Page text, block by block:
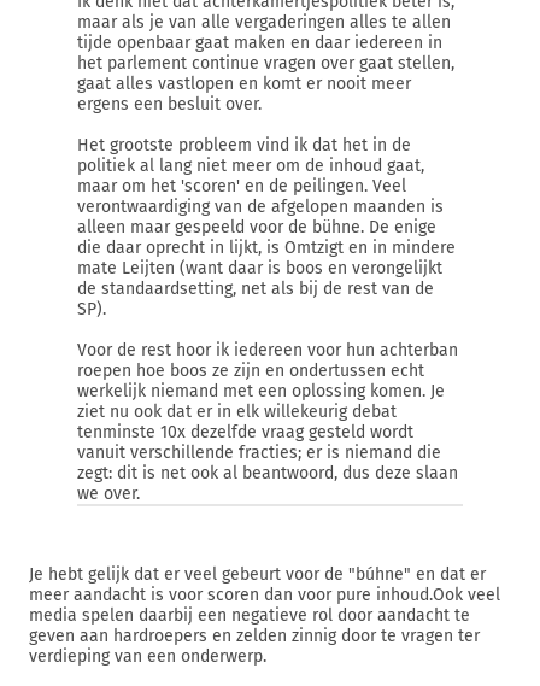
maar als je van alle vergaderingen alles te allen
tijde openbaar gaat maken en daar iedereen in
het parlement continue vragen over gaat stellen,
gaat alles vastlopen en komt er nooit meer
ergens een besluit over.
Het grootste probleem vind ik dat het in de
politiek al lang niet meer om de inhoud gaat,
maar om het 'scoren' en de peilingen. Veel
verontwaardiging van de afgelopen maanden is
alleen maar gespeeld voor de bühne. De enige
die daar oprecht in lijkt, is Omtzigt en in mindere
mate Leijten (want daar is boos en verongelijkt
de standaardsetting, net als bij de rest van de
SP).
Voor de rest hoor ik iedereen voor hun achterban
roepen hoe boos ze zijn en ondertussen echt
werkelijk niemand met een oplossing komen. Je
ziet nu ook dat er in elk willekeurig debat
tenminste 10x dezelfde vraag gesteld wordt
vanuit verschillende fracties; er is niemand die
zegt: dit is net ook al beantwoord, dus deze slaan
we over.
Je hebt gelijk dat er veel gebeurt voor de "búhne" en dat er
meer aandacht is voor scoren dan voor pure inhoud.Ook veel
media spelen daarbij een negatieve rol door aandacht te
geven aan hardroepers en zelden zinnig door te vragen ter
verdieping van een onderwerp.